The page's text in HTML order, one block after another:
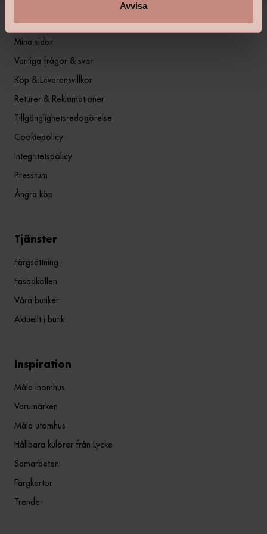
Avvisa
Mina sidor
Vanliga frågor & svar
Köp & Leveransvillkor
Returer & Reklamationer
Tillgänglighetsredogörelse
Cookiepolicy
Integritetspolicy
Pressrum
Ångra köp
Tjänster
Färgsättning
Fasadkollen
Våra butiker
Aktuellt i butik
Inspiration
Måla inomhus
Varumärken
Måla utomhus
Hållbara kulörer från Lycke
Samarbeten
Färgkartor
Trender